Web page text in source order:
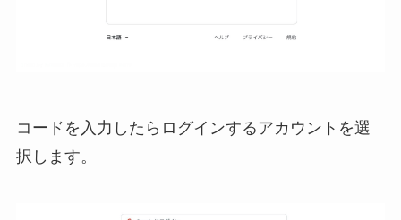
コードを入力したらログインするアカウントを選
択します。